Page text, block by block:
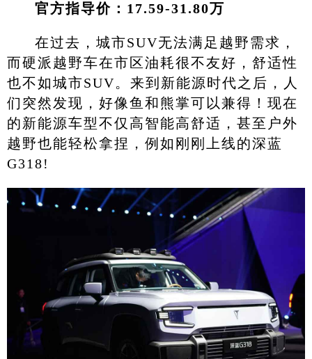
官方指导价：17.59-31.80万
在过去，城市SUV无法满足越野需求，
而硬派越野车在市区油耗很不友好，舒适性
也不如城市SUV。来到新能源时代之后，人
们突然发现，好像鱼和熊掌可以兼得！现在
的新能源车型不仅高智能高舒适，甚至户外
越野也能轻松拿捏，例如刚刚上线的深蓝
G318!